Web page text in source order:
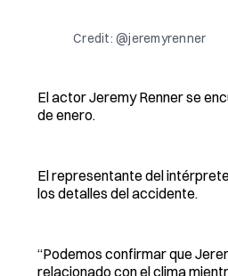
Credit: @jeremyrenner
El actor Jeremy Renner se
de enero.
El representante del
los detalles del accidente.
“Podemos confirmar que
relacionado con el clima